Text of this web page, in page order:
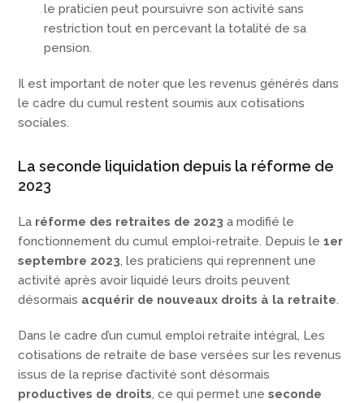
le praticien peut poursuivre son activité sans
restriction tout en percevant la totalité de sa
pension.
Il est important de noter que les revenus générés dans
le cadre du cumul restent soumis aux cotisations
sociales.
La seconde liquidation depuis la réforme de
2023
La réforme des retraites de 2023 a modifié le
fonctionnement du cumul emploi-retraite. Depuis le1er
septembre 2023, les praticiens qui reprennent une
activité après avoir liquidé leurs droits peuvent
désormais acquérir de nouveaux droits à la retraite.
Dans le cadre d’un cumul emploi retraite intégral, Les
cotisations de retraite de base versées sur les revenus
issus de la reprise d’activité sont désormais
productives de droits, ce qui permet uneseconde